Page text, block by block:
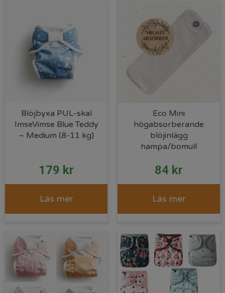
Blöjbyxa PUL-skal
ImseVimse Blue Teddy
– Medium (8-11 kg)
179 kr
Läs mer
Eco Mini
högabsorberande
blöjinlägg
hampa/bomull
84 kr
Läs mer